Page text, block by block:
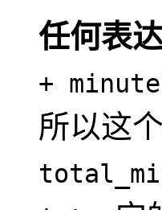
任何表
+ minute
所以这